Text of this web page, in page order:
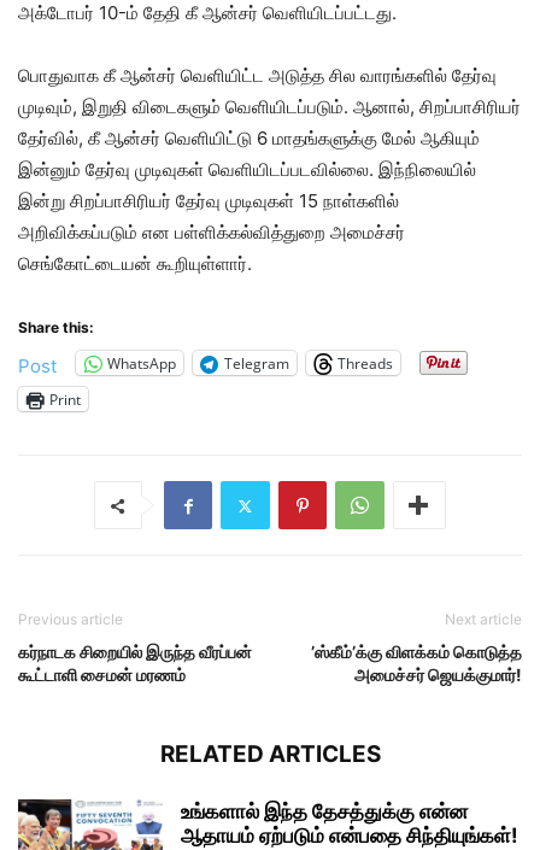
அக்டோபர் 10-ம் தேதி கீ ஆன்சர் வெளியிடப்பட்டது.
பொதுவாக கீ ஆன்சர் வெளியிட்ட அடுத்த சில வாரங்களில் தேர்வு
முடிவும், இறுதி விடைகளும் வெளியிடப்படும். ஆனால், சிறப்பாசிரியர்
தேர்வில், கீ ஆன்சர் வெளியிட்டு 6 மாதங்களுக்கு மேல் ஆகியும்
இன்னும் தேர்வு முடிவுகள் வெளியிடப்படவில்லை. இந்நிலையில்
இன்று சிறப்பாசிரியர் தேர்வு முடிவுகள் 15 நாள்களில்
அறிவிக்கப்படும் என பள்ளிக்கல்வித்துறை அமைச்சர்
செங்கோட்டையன் கூறியுள்ளார்.
Share this:
Post WhatsApp Telegram
Threads
Print
Previous article
கர்நாடக சிறையில் இருந்த வீரப்பன்
கூட்டாளி சைமன் மரணம்
Next article
’ஸ்கீம்’க்கு விளக்கம் கொடுத்த
அமைச்சர் ஜெயக்குமார்!
RELATED ARTICLES
உங்களால் இந்த தேசத்துக்கு என்ன
ஆதாயம் ஏற்படும் என்பதை சிந்தியுங்கள்!